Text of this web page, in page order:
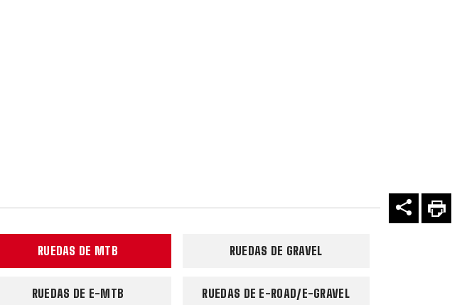
RUEDAS DE MTB RUEDAS DE GRAVEL
RUEDAS DE E-MTB RUEDAS DE E-ROAD/E-GRAVEL